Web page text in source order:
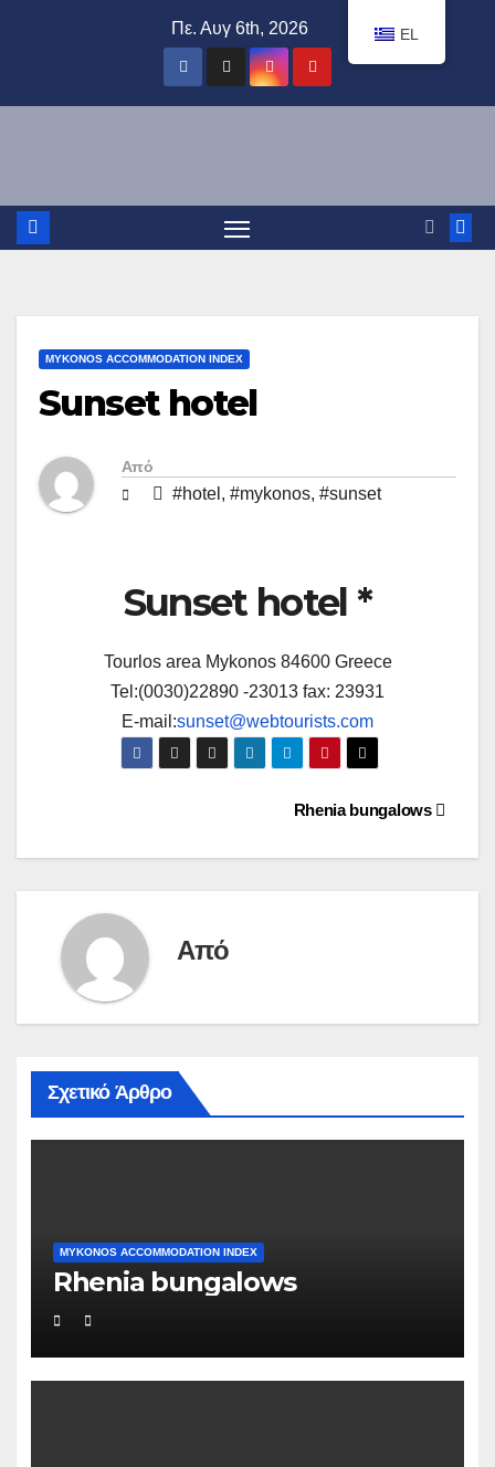
Πε. Αυγ 6th, 2026
MYKONOS ACCOMMODATION INDEX
Sunset hotel
Από
#hotel , #mykonos, #sunset
Sunset hotel *
Tourlos area Mykonos 84600 Greece
Tel:(0030)22890 -23013 fax: 23931
E-mail:sunset@webtourists.com
άρθρων
Rhenia bungalows
Από
Σχετικό Άρθρο
MYKONOS ACCOMMODATION INDEX
Rhenia bungalows
EL